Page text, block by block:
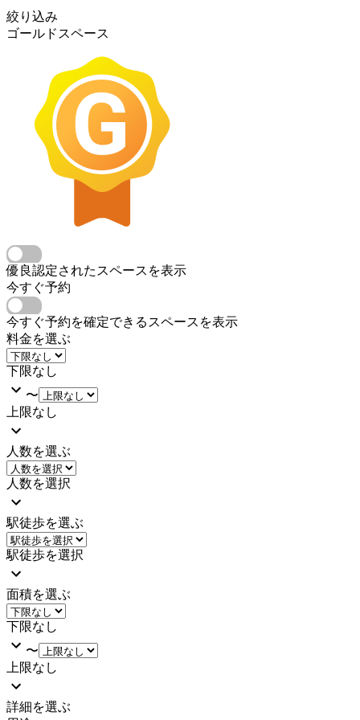
絞り込み
ゴールドスペース
優良認定されたスペースを表示
今すぐ予約
今すぐ予約を確定できるスペースを表示
料金を選ぶ
下限なし
〜
上限なし
人数を選ぶ
人数を選択
駅徒歩を選ぶ
駅徒歩を選択
面積を選ぶ
下限なし
〜
上限なし
詳細を選ぶ